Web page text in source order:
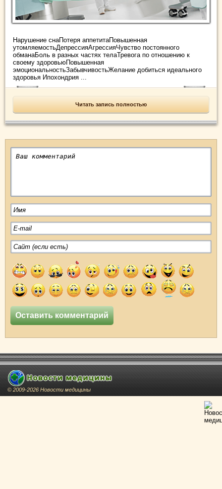
Нарушение снаПотеря аппетитаПовышенная
утомляемостьДепрессияАгрессияЧувство постоянного
обманаБоль в разных частях телаТревога по отношению к
своему здоровьюПовышенная
эмоциональностьЗабывчивостьЖелание добиться идеального
здоровья Ипохондрия ...
Читать запись полностью
© 2009-2026 Новости медицины